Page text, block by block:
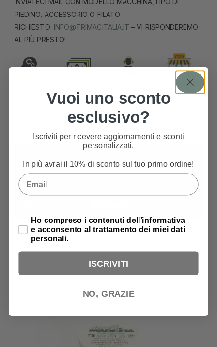
PIEDINO, ACCESSORIO O FILATO
RICHIESTO: INFO@TRIMACITALIA.IT – VI RISPONDEREMO
AL PIÙ PRESTO!
INFORMAZIONI AGGIUNTIVE
PRODOTTI CORRELATI
Vuoi uno sconto
esclusivo?
Iscriviti per ricevere aggiornamenti e sconti
personalizzati.
In più avrai il 10% di sconto sul tuo primo ordine!
Email
Privacy Policy
Ho compreso i contenuti dell'informativa
e acconsento al trattamento dei miei dati
personali.
ISCRIVITI
NO, GRAZIE